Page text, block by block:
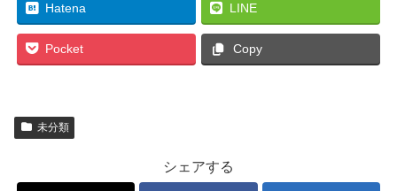
Hatena LINE
Pocket Copy
未分類
シェアする